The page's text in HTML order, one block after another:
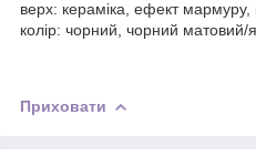
верх: кераміка, ефект
колір: чорний, чорний матовий/
Приховати